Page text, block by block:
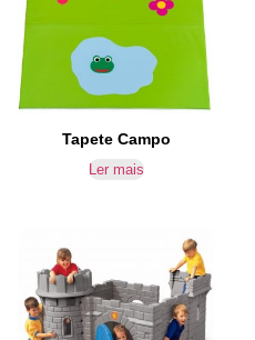
Tapete Campo
Ler mais